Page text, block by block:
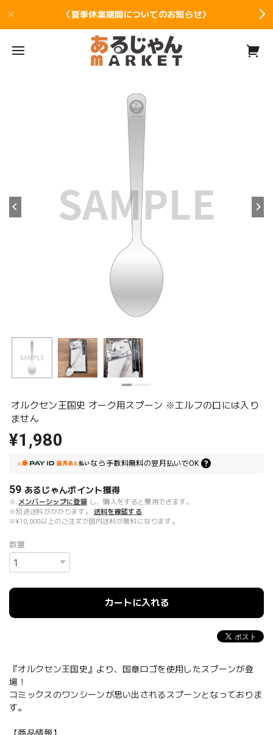
〈夏季休業期間についてのお知らせ〉
オルクセン王国史 オーク用スプーン ※エルフの口には入り
ません
¥1,980
なら 手数料無料の翌月払いでOK
59 あるじゃんポイント獲得
※ メンバーシップに登録 し、購入をすると獲得できます。
※別途送料がかかります。
送料を確認する
※¥10,000以上のご注文で国内送料が無料になります。
数量
カートに入れる
『オルクセン王国史』より、国章ロゴを使用したスプーンが登
場！
コミックスのワンシーンが思い出されるスプーンとなっておりま
す。